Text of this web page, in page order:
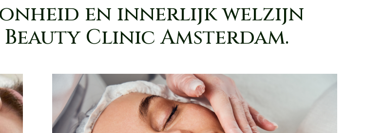
en innerlijk welzijn
Beauty Clinic Amsterdam.